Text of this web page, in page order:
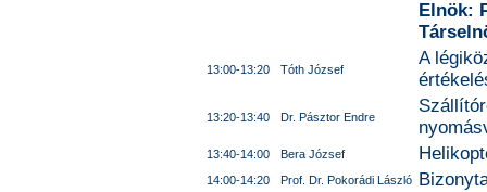
Elnök:
13:00-13:20 Tóth József
A
13:20-13:40 Dr. Pásztor Endre
13:40-14:00 Bera József
14:00-14:20 Prof. Dr. Pokorádi László